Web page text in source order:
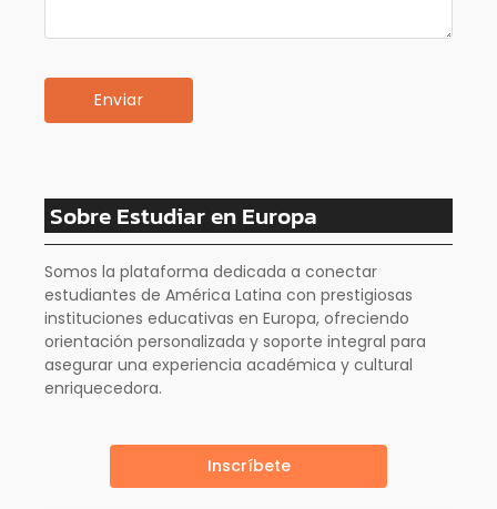
Sobre Estudiar en Europa
Somos la plataforma dedicada a conectar
estudiantes de América Latina con prestigiosas
instituciones educativas en Europa, ofreciendo
orientación personalizada y soporte integral para
asegurar una experiencia académica y cultural
enriquecedora.
Inscríbete